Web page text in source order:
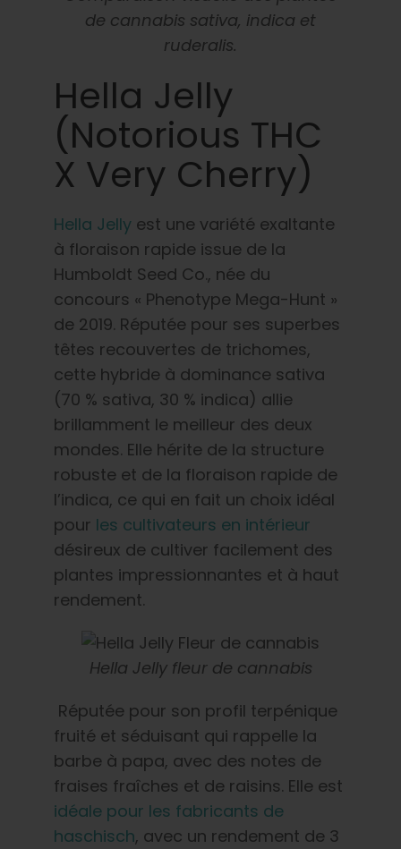
de cannabis sativa, indica et
ruderalis.
Hella Jelly
(Notorious THC
X Very Cherry)
Hella Jelly est une variété exaltante
à floraison rapide issue de la
Humboldt Seed Co., née du
concours « Phenotype Mega-Hunt »
de 2019. Réputée pour ses superbes
têtes recouvertes de trichomes,
cette hybride à dominance sativa
(70 % sativa, 30 % indica) allie
brillamment le meilleur des deux
mondes. Elle hérite de la structure
robuste et de la floraison rapide de
l’indica, ce qui en fait un choix idéal
pour les cultivateurs en intérieur
désireux de cultiver facilement des
plantes impressionnantes et à haut
rendement.
Hella Jelly fleur de cannabis
Réputée pour son profil terpénique
fruité et séduisant qui rappelle la
barbe à papa, avec des notes de
fraises fraîches et de raisins. Elle est
idéale pour les fabricants de
haschisch, avec un rendement de 3